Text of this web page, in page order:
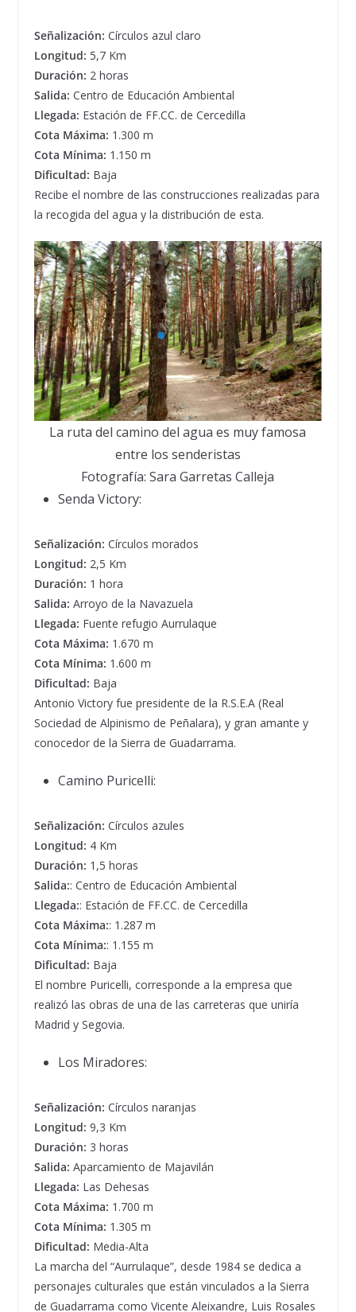
Señalización: Círculos azul claro
Longitud: 5,7 Km
Duración: 2 horas
Salida: Centro de Educación Ambiental
Llegada: Estación de FF.CC. de Cercedilla
Cota Máxima: 1.300 m
Cota Mínima: 1.150 m
Dificultad: Baja
Recibe el nombre de las construcciones realizadas para
la recogida del agua y la distribución de esta.
La ruta del camino del agua es muy famosa
entre los senderistas
Fotografía: Sara Garretas Calleja
Senda Victory:
Señalización: Círculos morados
Longitud: 2,5 Km
Duración: 1 hora
Salida: Arroyo de la Navazuela
Llegada: Fuente refugio Aurrulaque
Cota Máxima: 1.670 m
Cota Mínima: 1.600 m
Dificultad: Baja
Antonio Victory fue presidente de la R.S.E.A (Real
Sociedad de Alpinismo de Peñalara), y gran amante y
conocedor de la Sierra de Guadarrama.
Camino Puricelli:
Señalización: Círculos azules
Longitud: 4 Km
Duración: 1,5 horas
Salida:: Centro de Educación Ambiental
Llegada:: Estación de FF.CC. de Cercedilla
Cota Máxima:: 1.287 m
Cota Mínima:: 1.155 m
Dificultad: Baja
El nombre Puricelli, corresponde a la empresa que
realizó las obras de una de las carreteras que uniría
Madrid y Segovia.
Los Miradores:
Señalización: Círculos naranjas
Longitud: 9,3 Km
Duración: 3 horas
Salida: Aparcamiento de Majavilán
Llegada: Las Dehesas
Cota Máxima: 1.700 m
Cota Mínima: 1.305 m
Dificultad: Media-Alta
La marcha del “Aurrulaque”, desde 1984 se dedica a
personajes culturales que están vinculados a la Sierra
de Guadarrama como Vicente Aleixandre, Luis Rosales